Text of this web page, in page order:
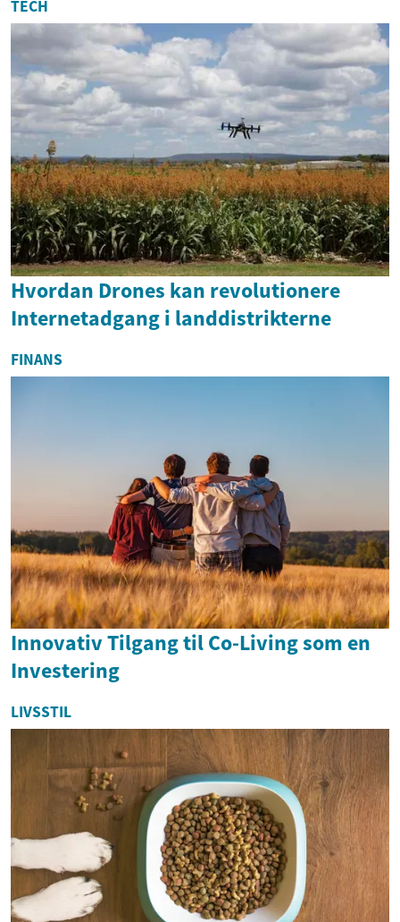
TECH
Hvordan Drones kan revolutionere
Internetadgang i landdistrikterne
FINANS
Innovativ Tilgang til Co-Living som en
Investering
LIVSSTIL